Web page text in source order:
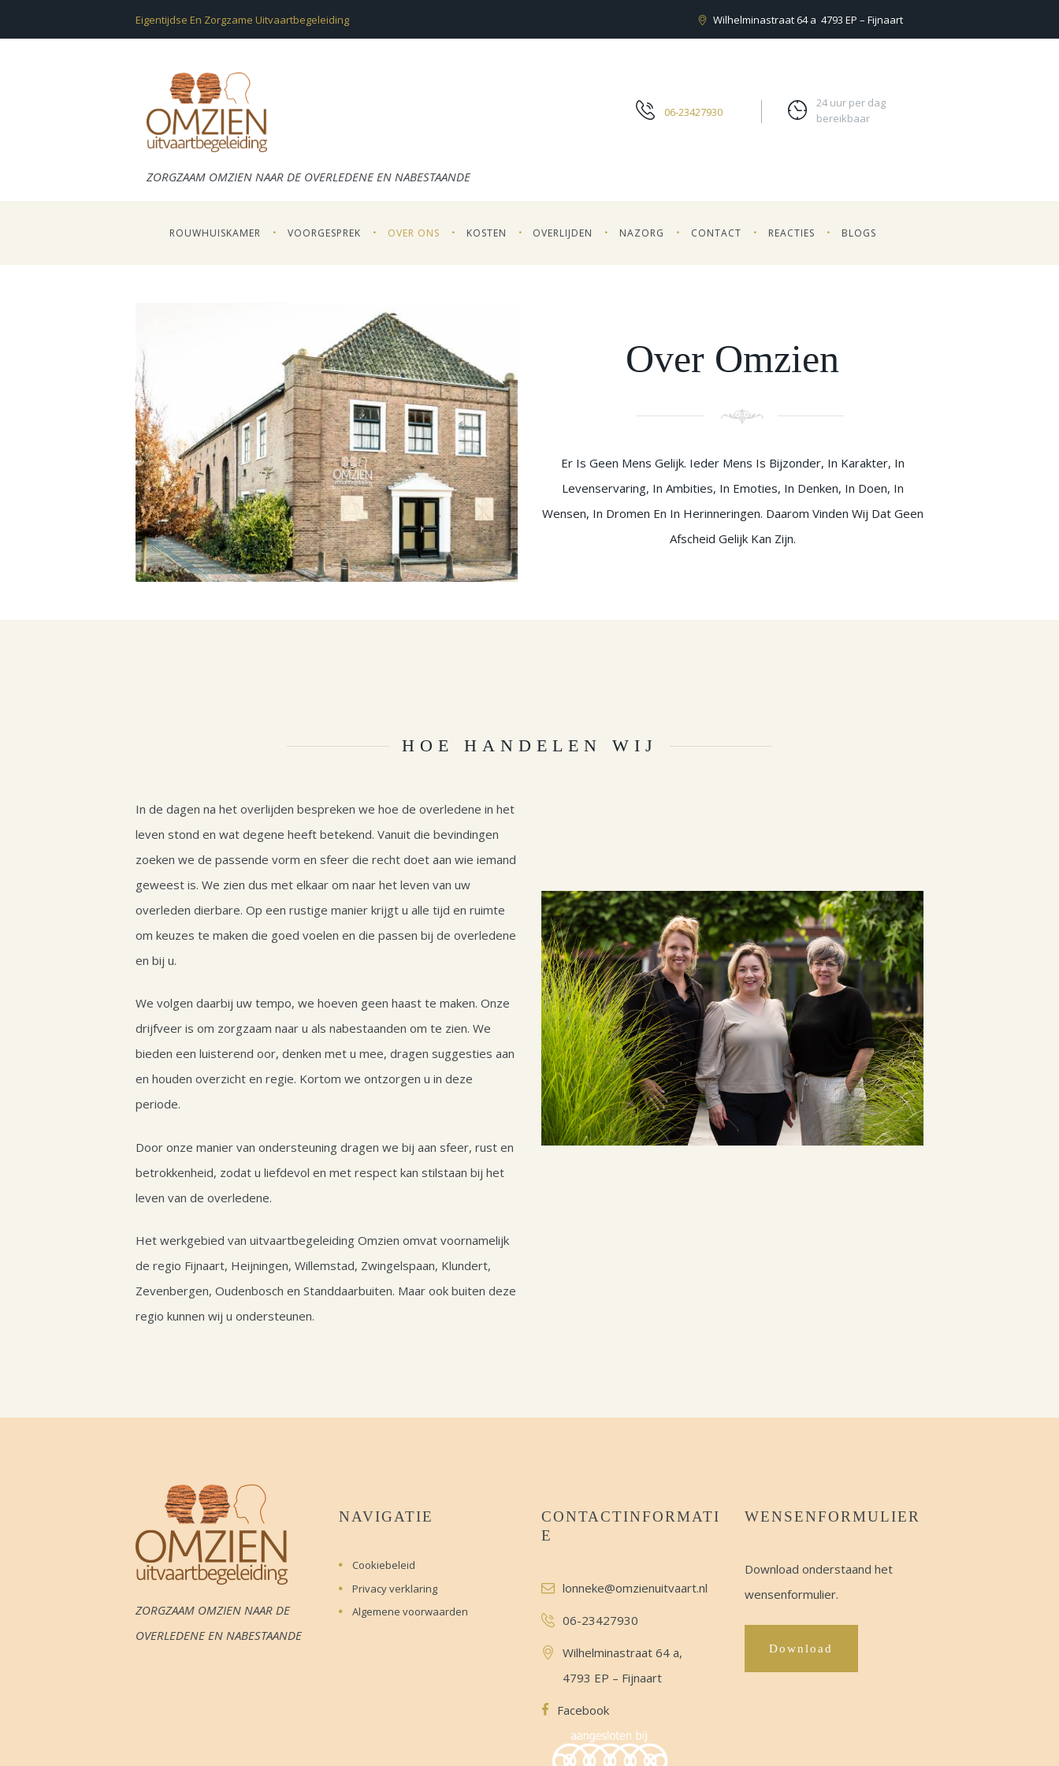
Eigentijdse En Zorgzame Uitvaartbegeleiding 4793 EP – Fijnaart
Wilhelminastraat 64 a
ZORGZAAM OMZIEN NAAR DE OVERLEDENE EN NABESTAANDE
06-23427930
24 uur per dag
bereikbaar
ROUWHUISKAMER VOORGESPREK OVER ONS KOSTEN OVERLIJDEN NAZORG CONTACT REACTIES BLOGS
Over Omzien
Er Is Geen Mens Gelijk. Ieder Mens Is Bijzonder, In Karakter, In
Levenservaring, In Ambities, In Emoties, In Denken, In Doen, In
Wensen, In Dromen En In Herinneringen. Daarom Vinden Wij Dat Geen
Afscheid Gelijk Kan Zijn.
HOE HANDELEN WIJ
In de dagen na het overlijden bespreken we hoe de overledene in het
leven stond en wat degene heeft betekend. Vanuit die bevindingen
zoeken we de passende vorm en sfeer die recht doet aan wie iemand
geweest is. We zien dus met elkaar om naar het leven van uw
overleden dierbare. Op een rustige manier krijgt u alle tijd en ruimte
om keuzes te maken die goed voelen en die passen bij de overledene
en bij u.
We volgen daarbij uw tempo, we hoeven geen haast te maken. Onze
drijfveer is om zorgzaam naar u als nabestaanden om te zien. We
bieden een luisterend oor, denken met u mee, dragen suggesties aan
en houden overzicht en regie. Kortom we ontzorgen u in deze
periode.
Door onze manier van ondersteuning dragen we bij aan sfeer, rust en
betrokkenheid, zodat u liefdevol en met respect kan stilstaan bij het
leven van de overledene.
Het werkgebied van uitvaartbegeleiding Omzien omvat voornamelijk
de regio Fijnaart, Heijningen, Willemstad, Zwingelspaan, Klundert,
Zevenbergen, Oudenbosch en Standdaarbuiten. Maar ook buiten deze
regio kunnen wij u ondersteunen.
ZORGZAAM OMZIEN NAAR DE
OVERLEDENE EN NABESTAANDE
NAVIGATIE
Cookiebeleid
Privacy verklaring
Algemene voorwaarden
CONTACTINFORMATI
E
lonneke@omzienuitvaart.nl
06-23427930
Wilhelminastraat 64 a,
4793 EP – Fijnaart
Facebook
WENSENFORMULIER
Download onderstaand het
wensenformulier.
Download